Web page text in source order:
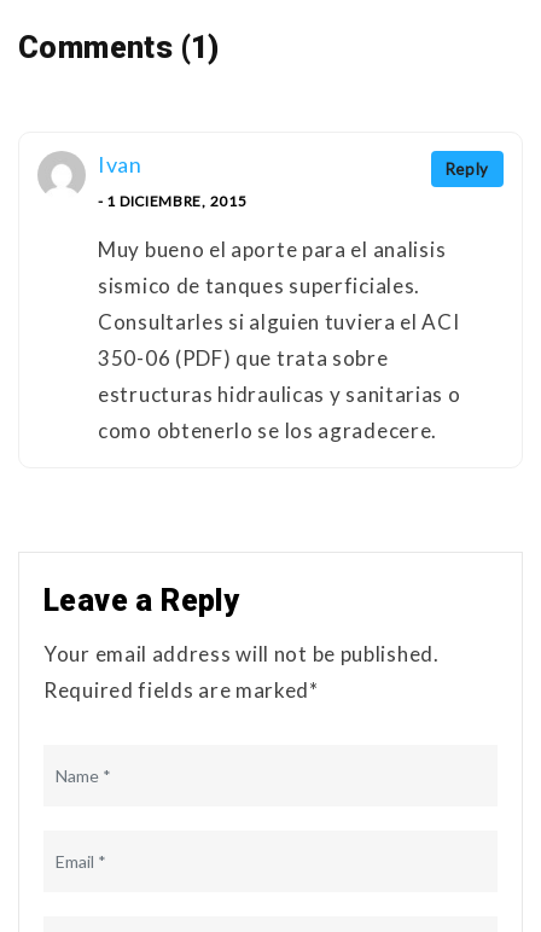
Comments (1)
Reply
Ivan
- 1 DICIEMBRE, 2015
Muy bueno el aporte para el analisis
sismico de tanques superficiales.
Consultarles si alguien tuviera el ACI
350-06 (PDF) que trata sobre
estructuras hidraulicas y sanitarias o
como obtenerlo se los agradecere.
Leave a Reply
Your email address will not be published.
Required fields are marked*